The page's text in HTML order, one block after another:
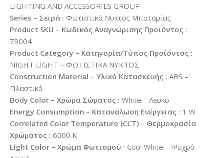
LIGHTING AND ACCESSORIES GROUP
Series – Σειρά : Φωτιστικά Νυκτός Μπαταρίας
Product SKU – Κωδικός Αναγνώρισης Προϊόντος :
79004
Product Category – Κατηγορία/Τύπος Προϊόντος :
NIGHT LIGHT – ΦΩΤΙΣΤΙΚΑ ΝΥΚΤΟΣ
Construction Material – Υλικό Κατασκευής : ABS –
Πλαστικό
Body Color – Χρώμα Σώματος : White – Λευκό
Energy Consumption – Κατανάλωση Ενέργειας : 1 W
Correlated Color Temperature (CCT) – Θερμοκρασία
Χρώματος : 6000 K
Light Color – Χρώμα Φωτισμού : Cool White – Ψυχρό